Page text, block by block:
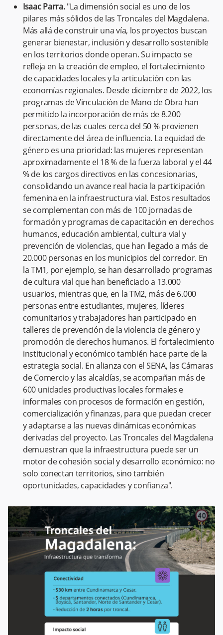
Isaac Parra."La dimensión social es uno de los
pilares más sólidos de las Troncales del Magdalena.
Más allá de construir una vía, los proyectos buscan
generar bienestar, inclusión y desarrollo sostenible
en los territorios donde operan. Su impacto se
refleja en la creación de empleo, el fortalecimiento
de capacidades locales y la articulación con las
economías regionales. Desde diciembre de 2022, los
programas de Vinculación de Mano de Obra han
permitido la incorporación de más de 8.200
personas, de las cuales cerca del 50 % provienen
directamente del área de influencia. La equidad de
género es una prioridad: las mujeres representan
aproximadamente el 18 % de la fuerza laboral y el 44
% de los cargos directivos en las concesionarias,
consolidando un avance real hacia la participación
femenina en la infraestructura vial. Estos resultados
se complementan con más de 100 jornadas de
formación y programas de capacitación en derechos
humanos, educación ambiental, cultura vial y
prevención de violencias, que han llegado a más de
20.000 personas en los municipios del corredor. En
la TM1, por ejemplo, se han desarrollado programas
de cultura vial que han beneficiado a 13.000
usuarios, mientras que, en la TM2, más de 6.000
personas entre estudiantes, mujeres, líderes
comunitarios y trabajadores han participado en
talleres de prevención de la violencia de género y
promoción de derechos humanos. El fortalecimiento
institucional y económico también hace parte de la
estrategia social. En alianza con el SENA, las Cámaras
de Comercio y las alcaldías, se acompañan más de
600 unidades productivas locales formales e
informales con procesos de formación en gestión,
comercialización y finanzas, para que puedan crecer
y adaptarse a las nuevas dinámicas económicas
derivadas del proyecto. Las Troncales del Magdalena
demuestran que la infraestructura puede ser un
motor de cohesión social y desarrollo económico: no
solo conectan territorios, sino también
oportunidades, capacidades y confianza".